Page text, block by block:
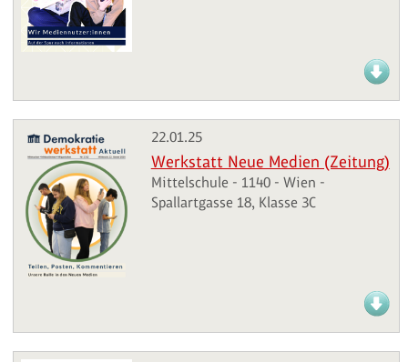
22.01.25
Werkstatt Neue Medien (Zeitung)
Mittelschule - 1140 - Wien -
Spallartgasse 18, Klasse 3C